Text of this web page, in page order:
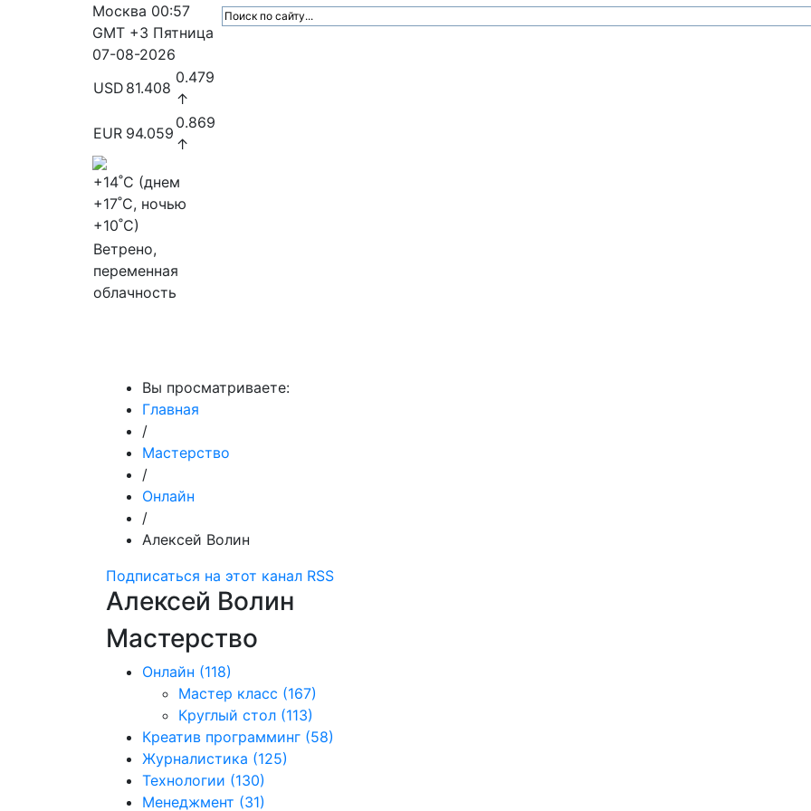
Москва 00:57
GMT +3 Пятница
07-08-2026
USD 81.408
0.479
↑
EUR 94.059
0.869
↑
+14˚C (днем
+17˚C, ночью
+10˚C)
Ветрено,
переменная
облачность
Вы просматриваете:
Главная
/
Мастерство
/
Онлайн
/
Алексей Волин
Подписаться на этот канал RSS
Алексей Волин
Мастерство
Онлайн (118)
Мастер класс (167)
Круглый стол (113)
Креатив программинг (58)
Журналистика (125)
Технологии (130)
Менеджмент (31)